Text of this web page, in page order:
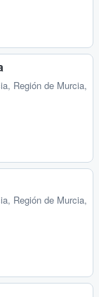
Región de Murcia,
Región de Murcia,